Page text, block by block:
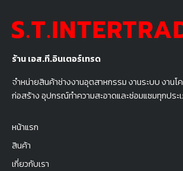
ร้าน เอส.ที.อินเตอร์เทรด
จำหน่ายสินค้าช่างงานอุตสาหกรรม งานระบบ งาน
ก่อสร้าง อุปกรณ์ทำความสะอาดและซ่อมแซมทุกประ
หน้าแรก
สินค้า
เกี่ยวกับเรา